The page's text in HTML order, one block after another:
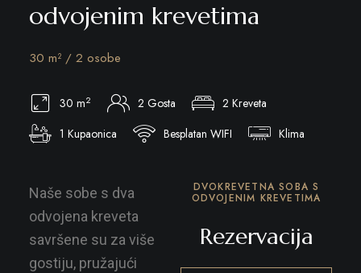
odvojenim krevetima
30 m² / 2 osobe
30 m2 2 Gosta
2 Kreveta
1 Kupaonica
Besplatan WIFI Klima
Naše sobe s dva
odvojena kreveta
savršene su za više
gostiju, pružajući
DVOKREVETNA SOBA S
ODVOJENIM KREVETIMA
Rezervacija